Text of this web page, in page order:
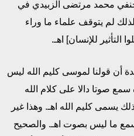
محمد مرتضى الزبيدي في
لم يتوقف علماء ما وراء
التأثير للإنسان] اهـ.
أن قولنا لموسى كليم الله ليس
سمع صوتا دالا على كلام الله
يسمى كليم الله اهـ. وهذا غير
ما ليس بصوت اهـ. والصحيح